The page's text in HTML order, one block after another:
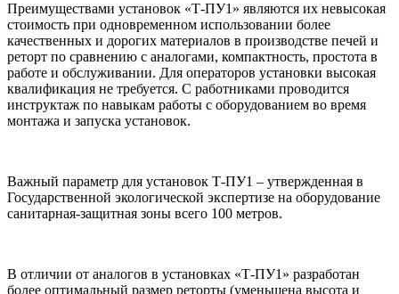
Преимуществами установок «Т-ПУ1» являются их невысокая
стоимость при одновременном использовании более
качественных и дорогих материалов в производстве печей и
реторт по сравнению с аналогами, компактность, простота в
работе и обслуживании. Для операторов установки высокая
квалификация не требуется. С работниками проводится
инструктаж по навыкам работы с оборудованием во время
монтажа и запуска установок.
Важный параметр для установок Т-ПУ1 – утвержденная в
Государственной экологической экспертизе на оборудование
санитарная-защитная зоны всего 100 метров.
В отличии от аналогов в установках «Т-ПУ1» разработан
более оптимальный размер реторты (уменьшена высота и